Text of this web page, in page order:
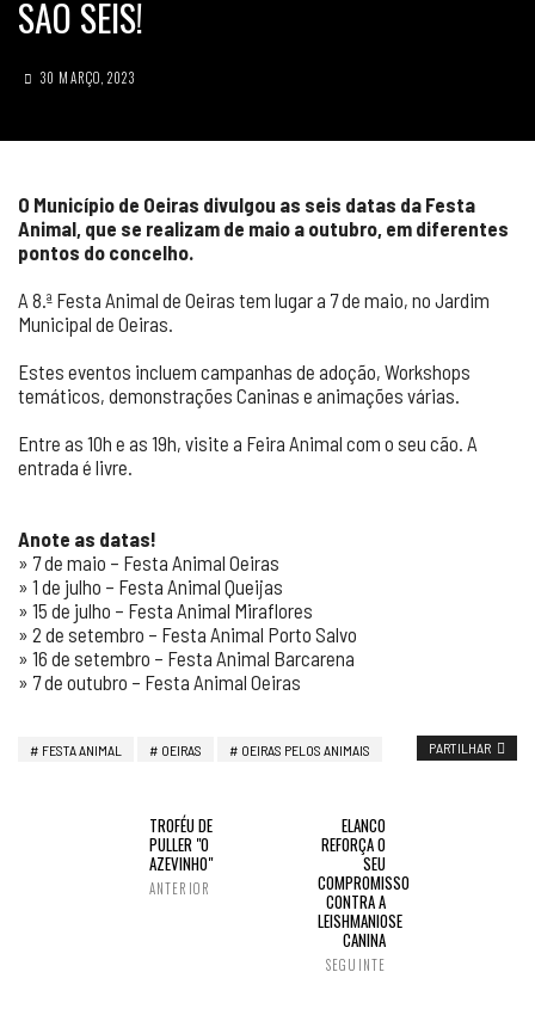
SÃO SEIS!
30 MARÇO, 2023
O Município de Oeiras divulgou as seis datas da Festa
Animal, que se realizam de maio a outubro, em diferentes
pontos do concelho.
A 8.ª Festa Animal de Oeiras tem lugar a 7 de maio, no Jardim
Municipal de Oeiras.
Estes eventos incluem campanhas de adoção, Workshops
temáticos, demonstrações Caninas e animações várias.
Entre as 10h e as 19h, visite a Feira Animal com o seu cão. A
entrada é livre.
Anote as datas!
» 7 de maio – Festa Animal Oeiras
» 1 de julho – Festa Animal Queijas
» 15 de julho – Festa Animal Miraflores
» 2 de setembro – Festa Animal Porto Salvo
» 16 de setembro – Festa Animal Barcarena
» 7 de outubro – Festa Animal Oeiras
FESTA ANIMAL OEIRAS OEIRAS PELOS ANIMAIS PARTILHAR
TROFÉU DE
PULLER "O
AZEVINHO"
ANTERIOR
ELANCO
REFORÇA O
SEU
COMPROMISSO
CONTRA A
LEISHMANIOSE
CANINA
SEGUINTE